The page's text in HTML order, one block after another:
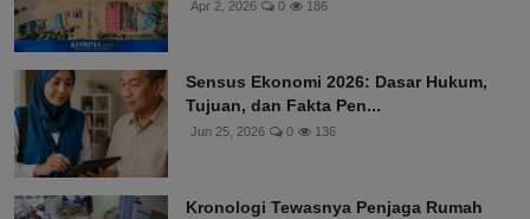
Apr 2, 2026 0 186
Sensus Ekonomi 2026: Dasar Hukum,
Tujuan, dan Fakta Pen...
Jun 25, 2026 0 136
Kronologi Tewasnya Penjaga Rumah